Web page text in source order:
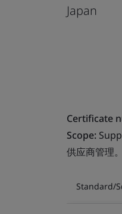
Japan
Certificate
Scope:
供应商管理。
Standard/